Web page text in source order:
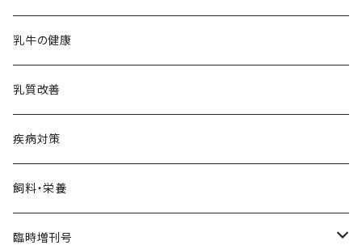
乳牛の健康
乳質改善
疾病対策
飼料・栄養
臨時増刊号